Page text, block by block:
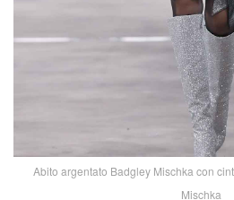
Abito argentato Badgley Mischka con
Mischka